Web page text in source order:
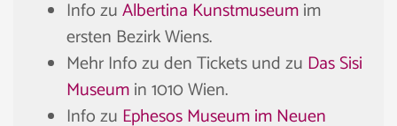
Info zuAlbertina Kunstmuseumim
ersten Bezirk Wiens.
Mehr Info zu den Tickets und zu Das Sisi
Museumin 1010 Wien.
Info zu Ephesos Museum im Neuen